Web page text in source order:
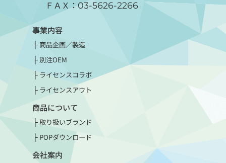
ＦＡＸ： 03-5626-2266
事業内容
商品企画／製造
別注OEM
ライセンスコラボ
ライセンスアウト
商品について
取り扱いブランド
POPダウンロード
会社案内